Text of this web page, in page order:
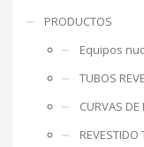
PRODUCTOS
Equipos
TUBOS
CURVAS DE
REVESTIDO